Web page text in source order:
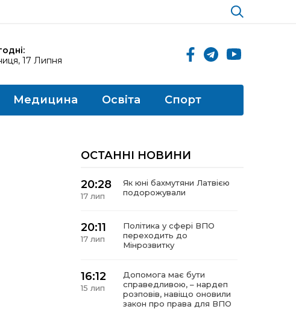
17 Липня
Медицина Освіта Спорт
ОСТАННІ НОВИНИ
20:28
17 лип
Як юні бахмутяни Латвією
подорожували
20:11
17 лип
Політика у сфері ВПО
переходить до
Мінрозвитку
16:12
15 лип
Допомога має бути
справедливою, – нардеп
розповів, навіщо оновили
закон про права для ВПО